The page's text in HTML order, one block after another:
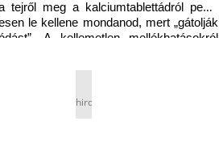
tejről meg a kalciumtablettádról pedig
le kellene mondanod, mert „gátolják
A kellemetlen mellékhatásokról
hirdetés